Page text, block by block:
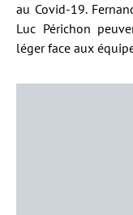
au Covid-19.
Luc Périchon
léger face aux